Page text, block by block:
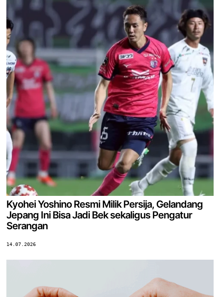
Kyohei Yoshino Resmi Milik Persija, Gelandang
Jepang Ini Bisa Jadi Bek sekaligus Pengatur
Serangan
14.07.2026